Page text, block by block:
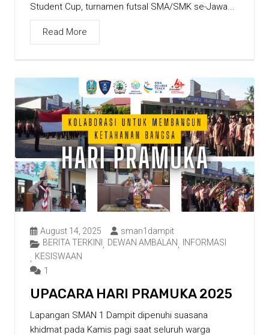
Student Cup, turnamen futsal SMA/SMK se-Jawa...
Read More
August 14, 2025
sman1dampit
BERITA TERKINI
DEWAN AMBALAN
INFORMASI
KESISWAAN
1
UPACARA HARI PRAMUKA 2025
Lapangan SMAN 1 Dampit dipenuhi suasana
khidmat pada Kamis pagi saat seluruh warga